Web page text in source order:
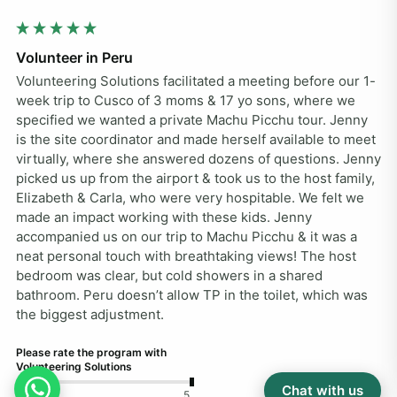
Volunteer in Peru
Volunteering Solutions facilitated a meeting before our 1-
week trip to Cusco of 3 moms & 17 yo sons, where we
specified we wanted a private Machu Picchu tour. Jenny
is the site coordinator and made herself available to meet
virtually, where she answered dozens of questions. Jenny
picked us up from the airport & took us to the host family,
Elizabeth & Carla, who were very hospitable. We felt we
made an impact working with these kids. Jenny
accompanied us on our trip to Machu Picchu & it was a
neat personal touch with breathtaking views! The host
bedroom was clear, but cold showers in a shared
bathroom. Peru doesn’t allow TP in the toilet, which was
the biggest adjustment.
Please rate the program with
Volunteering Solutions
Chat with us